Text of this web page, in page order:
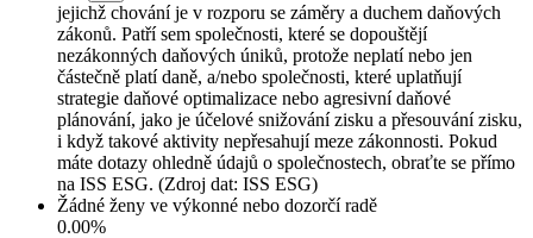
jejichž chování je v rozporu se záměry a duchem daňových
zákonů. Patří sem společnosti, které se dopouštějí
nezákonných daňových úniků, protože neplatí nebo jen
částečně platí daně, a/nebo společnosti, které uplatňují
strategie daňové optimalizace nebo agresivní daňové
plánování, jako je účelové snižování zisku a přesouvání zisku,
i když takové aktivity nepřesahují meze zákonnosti. Pokud
máte dotazy ohledně údajů o společnostech, obraťte se přímo
na ISS ESG. (Zdroj dat: ISS ESG)
Žádné ženy ve výkonné nebo dozorčí radě
0.00%